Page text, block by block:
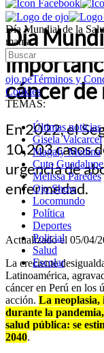
Día Mundial de la
mama
ojo.peTérminos y
Cookies
TEMAS:
Últimas noticias
Gisela Valcarcel
Magaly Medina
Cuto Guadalupe
Melissa Paredes
Ojo Show
Locomundo
Política
Deportes
Policial
Salud
Escolar
Día
cáncer de
En 2022, el
10,203 casos
urgencia de
enfermedad.
Actualizado el 05/04/
La creciente
Latinoamérica,
cáncer en Perú en los
acción. La neoplasia,
durante la
salud pública: se
2040.